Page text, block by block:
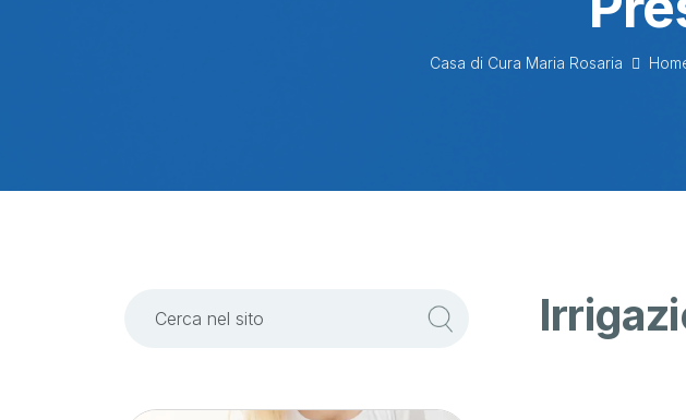
Casa di Cura Maria Rosaria